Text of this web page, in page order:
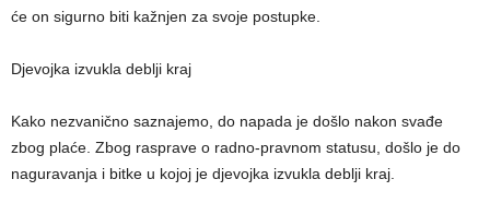
će on sigurno biti kažnjen za svoje postupke.
Djevojka izvukla deblji kraj
Kako nezvanično saznajemo, do napada je došlo nakon svađe
zbog plaće. Zbog rasprave o radno-pravnom statusu, došlo je do
naguravanja i bitke u kojoj je djevojka izvukla deblji kraj.